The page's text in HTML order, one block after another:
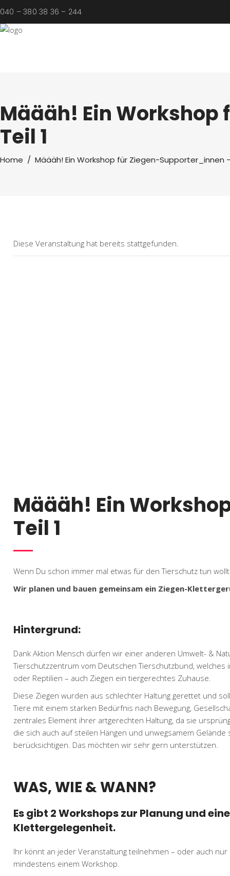
040 – 380 38 36 – 244
Määäh! Ein
Teil 1
Home / Määäh! Ein Workshop für Ziegen-Supporter_innen
Diese Veranstaltung hat bereits stattgefunden.
Määäh! Ein
Teil 1
Wenn Du schon immer mal etwas für den Tierschutz tun
Wir planen und bauen gemeinsam ein Ziegen-
Hintergrund:
Dank Aktion Mensch dürfen wir einer anderen Umwelt- &
Tierschutzzentrum vom Deutschen Tierschutzbund,
oder Reptilien – auch Ziegen ein tiergerechtes Zuhause.
Diese Ziegen wurden aus schlechter Haltung gerettet und
Tiere mit einem starken Bedürfnis nach Bewegung,
zentrales Element ihrer artgerechten Haltung, da sie
die sich auch auf steilen Hängen und unwegsamem
berücksichtigen. Das möchten wir sehr gern unterstützen.
WAS, WIE & WANN?
Es gibt 2 Workshops zur Planung und
Klettergelegenheit.
Ihr könnt an jeder Veranstaltung teilnehmen – oder auch
mindestens einem Workshop.